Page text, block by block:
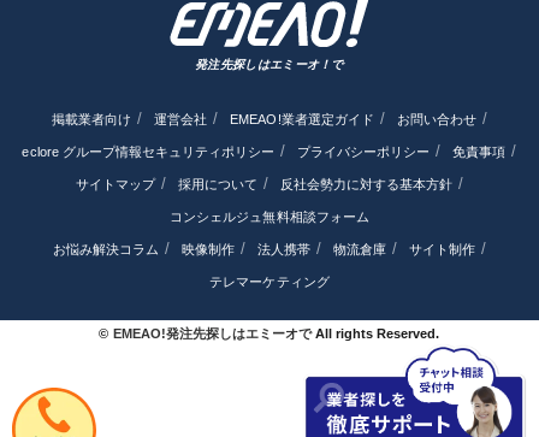
発注先探しはエミーオ！で
掲載業者向け 運営会社 EMEAO!業者選定ガイド お問い合わせ
eclore グループ情報セキュリティポリシー プライバシーポリシー 免責事項
サイトマップ 採用について 反社会勢力に対する基本方針
コンシェルジュ無料相談フォーム
お悩み解決コラム 映像制作 法人携帯 物流倉庫 サイト制作
テレマーケティング
© EMEAO!発注先探しはエミーオでAll rights Reserved.